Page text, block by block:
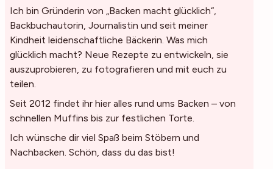
Ich bin Gründerin von „Backen macht glücklich“,
Backbuchautorin, Journalistin und seit meiner
Kindheit leidenschaftliche Bäckerin. Was mich
glücklich macht? Neue Rezepte zu entwickeln, sie
auszuprobieren, zu fotografieren und mit euch zu
teilen.
Seit 2012 findet ihr hier alles rund ums Backen – von
schnellen Muffins bis zur festlichen Torte.
Ich wünsche dir viel Spaß beim Stöbern und
Nachbacken. Schön, dass du das bist!